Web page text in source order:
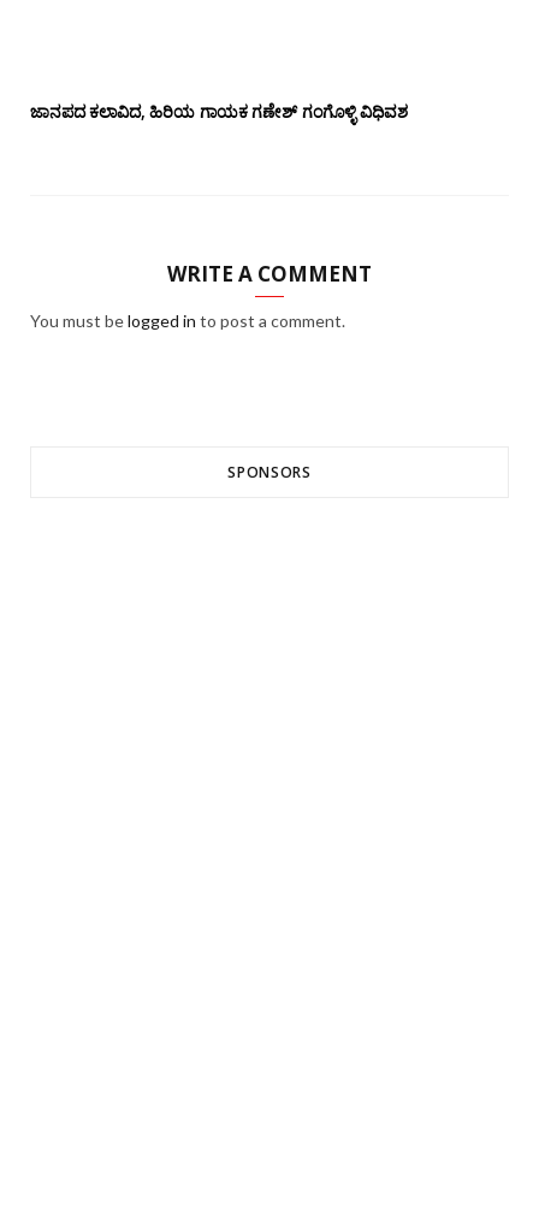
ಜಾನಪದ ಕಲಾವಿದ, ಹಿರಿಯ ಗಾಯಕ ಗಣೇಶ್ ಗಂಗೊಳ್ಳಿ ವಿಧಿವಶ
WRITE A COMMENT
You must belogged in to post a comment.
SPONSORS